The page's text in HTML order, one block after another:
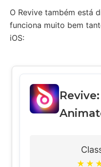
O Revive também está
funciona muito bem
iOS:
★ ★